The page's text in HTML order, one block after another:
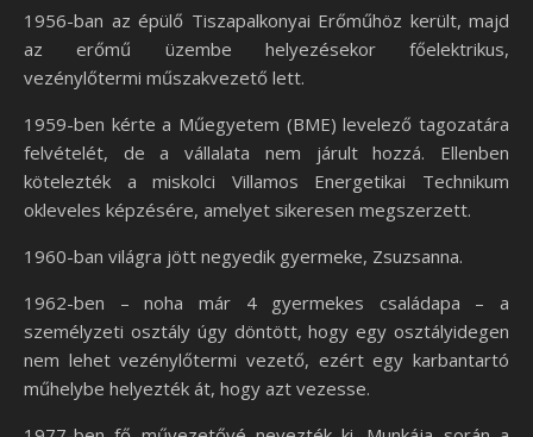
1956-ban az épülő Tiszapalkonyai Erőműhöz került, majd
az erőmű üzembe helyezésekor főelektrikus,
vezénylőtermi műszakvezető lett.
1959-ben kérte a Műegyetem (BME) levelező tagozatára
felvételét, de a vállalata nem járult hozzá. Ellenben
kötelezték a miskolci Villamos Energetikai Technikum
okleveles képzésére, amelyet sikeresen megszerzett.
1960-ban világra jött negyedik gyermeke, Zsuzsanna.
1962-ben – noha már 4 gyermekes családapa – a
személyzeti osztály úgy döntött, hogy egy osztályidegen
nem lehet vezénylőtermi vezető, ezért egy karbantartó
műhelybe helyezték át, hogy azt vezesse.